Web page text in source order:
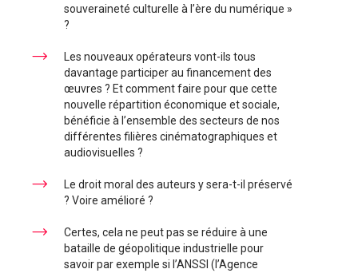
souveraineté culturelle à l’ère du numérique »
?
Les nouveaux opérateurs vont-ils tous
davantage participer au financement des
œuvres ? Et comment faire pour que cette
nouvelle répartition économique et sociale,
bénéficie à l’ensemble des secteurs de nos
différentes filières cinématographiques et
audiovisuelles ?
Le droit moral des auteurs y sera-t-il préservé
? Voire amélioré ?
Certes, cela ne peut pas se réduire à une
bataille de géopolitique industrielle pour
savoir par exemple si l’ANSSI (l’Agence